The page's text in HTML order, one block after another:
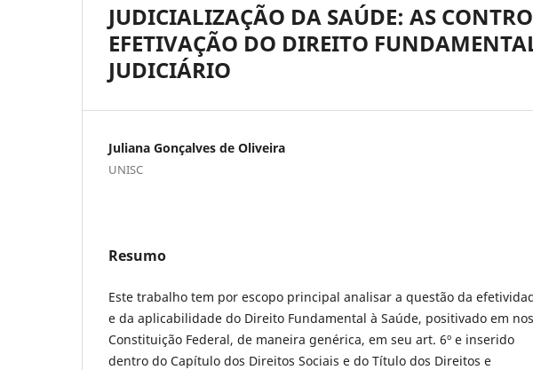
JUDICIALIZAÇÃO DA SAÚDE: AS
EFETIVAÇÃO DO DIREITO
JUDICIÁRIO
Juliana Gonçalves de Oliveira
UNISC
Resumo
Este trabalho tem por escopo principal analisar a questão da
e da aplicabilidade do Direito Fundamental à Saúde, positivado em
Constituição Federal, de maneira genérica, em seu art. 6º e inserido
dentro do Capítulo dos Direitos Sociais e do Título dos Direitos e